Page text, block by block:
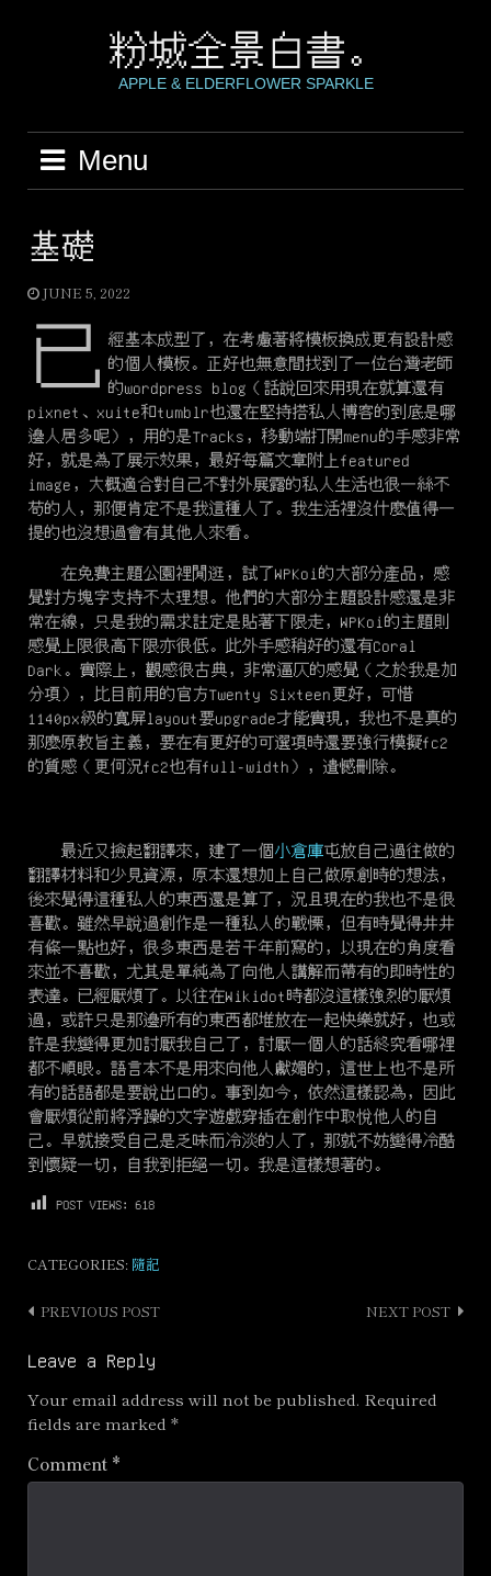
粉城全景白書。
APPLE & ELDERFLOWER SPARKLE
Menu
基礎
JUNE 5, 2022
已 經基本成型了，在考慮著將模板換成更有設計感
的個人模板。正好也無意間找到了一位台灣老師
的wordpress blog（話說回來用現在就算還有
pixnet、xuite和tumblr也還在堅持搭私人博客的到底是哪
邊人居多呢），用的是Tracks，移動端打開menu的手感非常
好，就是為了展示效果，最好每篇文章附上featured
image，大概適合對自己不對外展露的私人生活也很一絲不
苟的人，那便肯定不是我這種人了。我生活裡沒什麼值得一
提的也沒想過會有其他人來看。
在免費主題公園裡閒逛，試了WPKoi的大部分產品，感
覺對方塊字支持不太理想。他們的大部分主題設計感還是非
常在線，只是我的需求註定是貼著下限走，WPKoi的主題則
感覺上限很高下限亦很低。此外手感稍好的還有Coral
Dark。實際上，觀感很古典，非常逼仄的感覺（之於我是加
分項），比目前用的官方Twenty Sixteen更好，可惜
1140px級的寬屏layout要upgrade才能實現，我也不是真的
那麼原教旨主義，要在有更好的可選項時還要強行模擬fc2
的質感（更何況fc2也有full-width），遺憾刪除。
最近又撿起翻譯來，建了一個 小倉庫屯放自己過往做的
翻譯材料和少見資源，原本還想加上自己做原創時的想法，
後來覺得這種私人的東西還是算了，況且現在的我也不是很
喜歡。雖然早說過創作是一種私人的戰慄，但有時覺得井井
有條一點也好，很多東西是若干年前寫的，以現在的角度看
來並不喜歡，尤其是單純為了向他人講解而帶有的即時性的
表達。已經厭煩了。以往在Wikidot時都沒這樣強烈的厭煩
過，或許只是那邊所有的東西都堆放在一起快樂就好，也或
許是我變得更加討厭我自己了，討厭一個人的話終究看哪裡
都不順眼。語言本不是用來向他人獻媚的，這世上也不是所
有的話語都是要說出口的。事到如今，依然這樣認為，因此
會厭煩從前將浮躁的文字遊戲穿插在創作中取悅他人的自
己。早就接受自己是乏味而冷淡的人了，那就不妨變得冷酷
到懷疑一切，自我到拒絕一切。我是這樣想著的。
POST VIEWS: 618
CATEGORIES: 隨記
Post
PREVIOUS POST NEXT POST
Leave a Reply
Your email address will not be published. Required
fields are marked *
Comment *